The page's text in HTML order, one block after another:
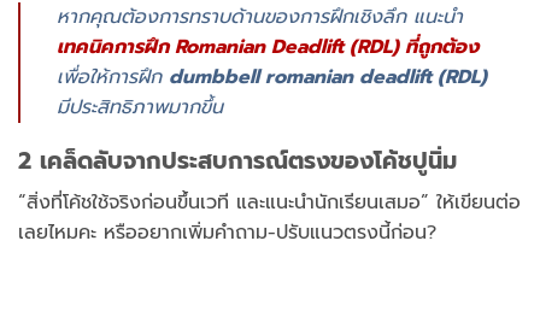
หากคุณต้องการทราบด้านของการฝึกเชิงลึก แนะนำ
เทคนิคการฝึก Romanian Deadlift (RDL) ที่ถูกต้อง
เพื่อให้การฝึก dumbbell romanian deadlift (RDL)
มีประสิทธิภาพมากขึ้น
2 เคล็ดลับจากประสบการณ์ตรงของโค้ชปูนิ่ม
“สิ่งที่โค้ชใช้จริงก่อนขึ้นเวที และแนะนำนักเรียนเสมอ” ให้เขียนต่อ
เลยไหมคะ หรืออยากเพิ่มคำถาม-ปรับแนวตรงนี้ก่อน?